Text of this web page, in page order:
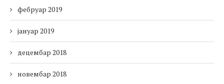
фебруар 2019
јануар 2019
децембар 2018
новембар 2018